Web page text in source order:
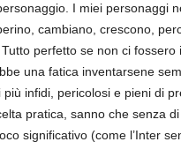
I miei personaggi
cambiano, crescono,
perfetto se non ci fossero
una fatica inventarsene
più infidi, pericolosi e pieni di
pratica, sanno che senza di
significativo (come l’Inter